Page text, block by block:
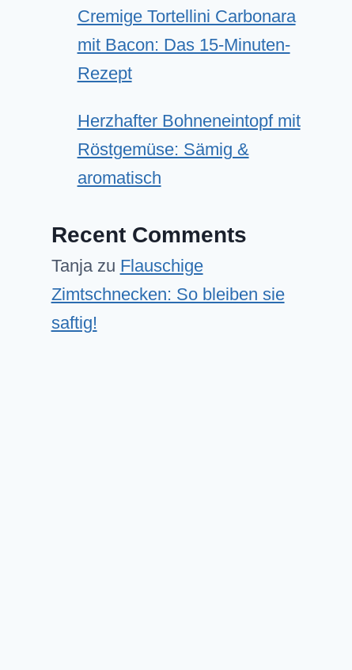
Cremige Tortellini Carbonara
mit Bacon: Das 15-Minuten-
Rezept
Herzhafter Bohneneintopf mit
Röstgemüse: Sämig &
aromatisch
Recent Comments
Tanjazu Flauschige
Zimtschnecken: So bleiben sie
saftig!